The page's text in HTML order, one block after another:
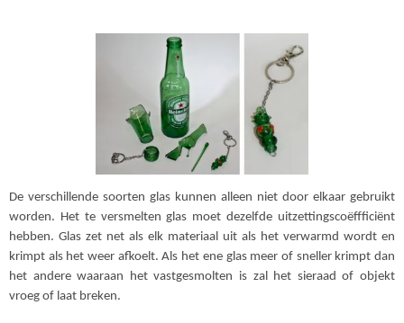
De verschillende soorten glas kunnen alleen niet door elkaar gebruikt
worden. Het te versmelten glas moet dezelfde uitzettingscoëffficiënt
hebben. Glas zet net als elk materiaal uit als het verwarmd wordt en
krimpt als het weer afkoelt. Als het ene glas meer of sneller krimpt dan
het andere waaraan het vastgesmolten is zal het sieraad of objekt
vroeg of laat breken.